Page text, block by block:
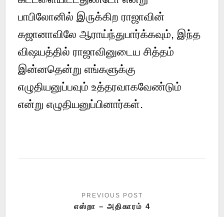
பாபிலோனில் இருக்கிற ராஜாவின்
கஜானாவிலே ஆராய்ந்துபார்க்கவும், இந்த
விஷயத்தில் ராஜாவினுடைய சித்தம்
இன்னதென்று எங்களுக்கு
எழுதியனுப்பவும் உத்தரவாகவேண்டும்
என்று எழுதியனுப்பினார்கள்.
எஸ்றா – அதிகாரம் 4